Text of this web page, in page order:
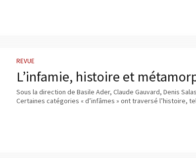
REVUE
L’infamie, histoire et
Sous la direction de Basile Ader, Claude Gauvard, Denis
Certaines catégories « d’infâmes » ont traversé l’histoire,